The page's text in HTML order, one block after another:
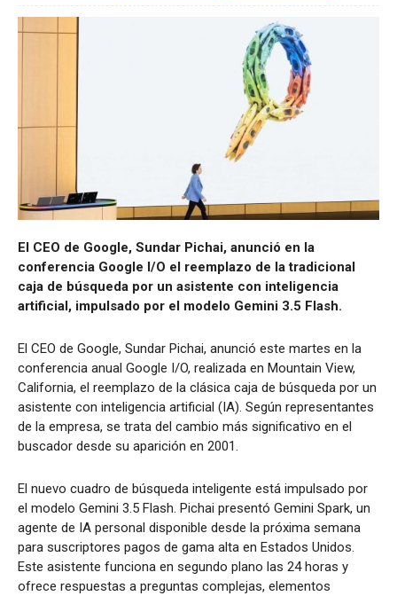
El CEO de Google, Sundar Pichai, anunció en la
conferencia Google I/O el reemplazo de la tradicional
caja de búsqueda por un asistente con inteligencia
artificial, impulsado por el modelo Gemini 3.5 Flash.
El CEO de Google, Sundar Pichai, anunció este martes en la
conferencia anual Google I/O, realizada en Mountain View,
California, el reemplazo de la clásica caja de búsqueda por un
asistente con inteligencia artificial (IA). Según representantes
de la empresa, se trata del cambio más significativo en el
buscador desde su aparición en 2001.
El nuevo cuadro de búsqueda inteligente está impulsado por
el modelo Gemini 3.5 Flash. Pichai presentó Gemini Spark, un
agente de IA personal disponible desde la próxima semana
para suscriptores pagos de gama alta en Estados Unidos.
Este asistente funciona en segundo plano las 24 horas y
ofrece respuestas a preguntas complejas, elementos